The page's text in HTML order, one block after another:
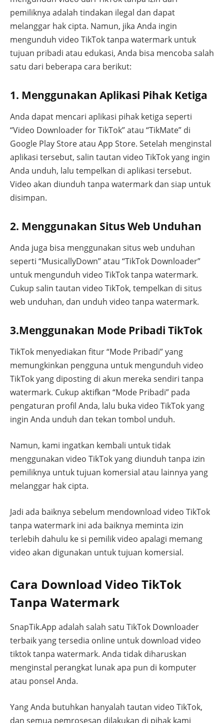
pemiliknya adalah tindakan ilegal dan dapat
melanggar hak cipta. Namun, jika Anda ingin
mengunduh video TikTok tanpa watermark untuk
tujuan pribadi atau edukasi, Anda bisa mencoba salah
satu dari beberapa cara berikut:
1. Menggunakan Aplikasi Pihak Ketiga
Anda dapat mencari aplikasi pihak ketiga seperti
“Video Downloader for TikTok” atau “TikMate” di
Google Play Store atau App Store. Setelah menginstal
aplikasi tersebut, salin tautan video TikTok yang ingin
Anda unduh, lalu tempelkan di aplikasi tersebut.
Video akan diunduh tanpa watermark dan siap untuk
disimpan.
2. Menggunakan Situs Web Unduhan
Anda juga bisa menggunakan situs web unduhan
seperti “MusicallyDown” atau “TikTok Downloader”
untuk mengunduh video TikTok tanpa watermark.
Cukup salin tautan video TikTok, tempelkan di situs
web unduhan, dan unduh video tanpa watermark.
3.Menggunakan Mode Pribadi TikTok
TikTok menyediakan fitur “Mode Pribadi” yang
memungkinkan pengguna untuk mengunduh video
TikTok yang diposting di akun mereka sendiri tanpa
watermark. Cukup aktifkan “Mode Pribadi” pada
pengaturan profil Anda, lalu buka video TikTok yang
ingin Anda unduh dan tekan tombol unduh.
Namun, kami ingatkan kembali untuk tidak
menggunakan video TikTok yang diunduh tanpa izin
pemiliknya untuk tujuan komersial atau lainnya yang
melanggar hak cipta.
Jadi ada baiknya sebelum mendownload video TikTok
tanpa watermark ini ada baiknya meminta izin
terlebih dahulu ke si pemilik video apalagi memang
video akan digunakan untuk tujuan komersial.
Cara Download Video TikTok
Tanpa Watermark
SnapTik.App adalah salah satu TikTok Downloader
terbaik yang tersedia online untuk download video
tiktok tanpa watermark. Anda tidak diharuskan
menginstal perangkat lunak apa pun di komputer
atau ponsel Anda.
Yang Anda butuhkan hanyalah tautan video TikTok,
dan semua pemrosesan dilakukan di pihak kami